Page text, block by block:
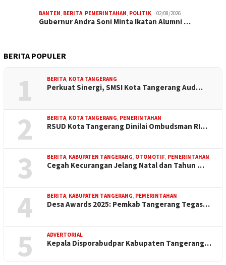
BANTEN BERITA PEMERINTAHAN POLITIK 02/08/2026
Gubernur Andra Soni Minta Ikatan Alumni …
BERITA POPULER
1 BERITA KOTA TANGERANG
Perkuat Sinergi, SMSI Kota Tangerang Aud…
2 BERITA KOTA TANGERANG PEMERINTAHAN
RSUD Kota Tangerang Dinilai Ombudsman RI…
3 BERITA KABUPATEN TANGERANG OTOMOTIF PEMERINTAHAN
Cegah Kecurangan Jelang Natal dan Tahun …
4 BERITA KABUPATEN TANGERANG PEMERINTAHAN
Desa Awards 2025: Pemkab Tangerang Tegas…
5 ADVERTORIAL
Kepala Disporabudpar Kabupaten Tangerang…